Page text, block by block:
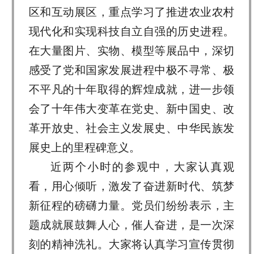
区和互动展区，重点学习了推进农业农村
现代化和实现科技自立自强的历史进程。
在大量图片、实物、模型等展品中，深切
感受了党和国家发展进程中极不寻常、极
不平凡的十年取得的辉煌成就，进一步领
会了十年伟大变革在党史、新中国史、改
革开放史、社会主义发展史、中华民族发
展史上的里程碑意义。
近两个小时的参观中，大家认真观
看，用心倾听，激发了奋进新时代、筑梦
新征程的磅礴力量。党员们纷纷表示，主
题成就展鼓舞人心，催人奋进，是一次深
刻的精神洗礼。大家将认真学习宣传贯彻